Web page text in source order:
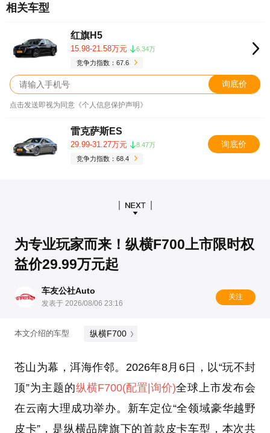
相关车型
红旗H5
15.98-21.58万元
6.34万
竞争力指数：67.6
询底价
点击发送即视为同意《个人信息保护声明》
雷克萨斯ES
29.99-31.27万元
8.47万
竞争力指数：68.4
询底价
为专业玩家而来！纵横F700上市限时权
益价29.99万元起
车友公社Auto
发表于 2026/08/06 23:16
关注
本文介绍的车型 纵横F700
苍山为幕，洱海作邻。2026年8月6日，以“玩不封
顶”为主题的纵横F700(配置|询价)全球上市发布会
在云南大理成功举办。新车定位“全领域豪华越野
皮卡”，是纵横品牌旗下的首款皮卡车型，本次共